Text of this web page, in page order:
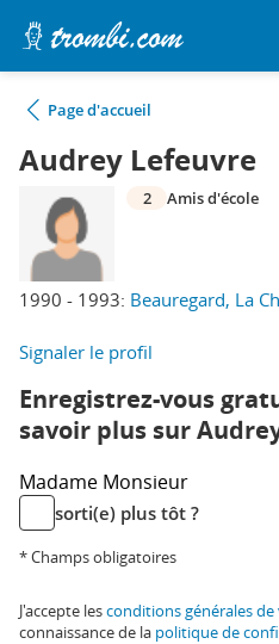
Page d'accueil
Audrey Lefeuvre
1990 - 1993: Beauregard, La
2 Amis d'école
Signaler le profil
Enregistrez-vous
savoir plus sur
Madame Monsieur
sorti(e) plus tôt ?
* Champs obligatoires
J'accepte lesconditions générales
connaissance de la politique de